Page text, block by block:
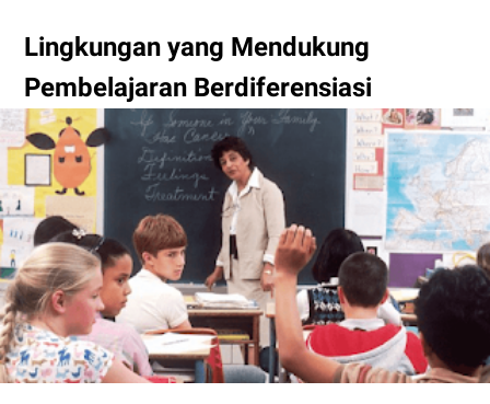
Lingkungan yang Mendukung
Pembelajaran Berdiferensiasi